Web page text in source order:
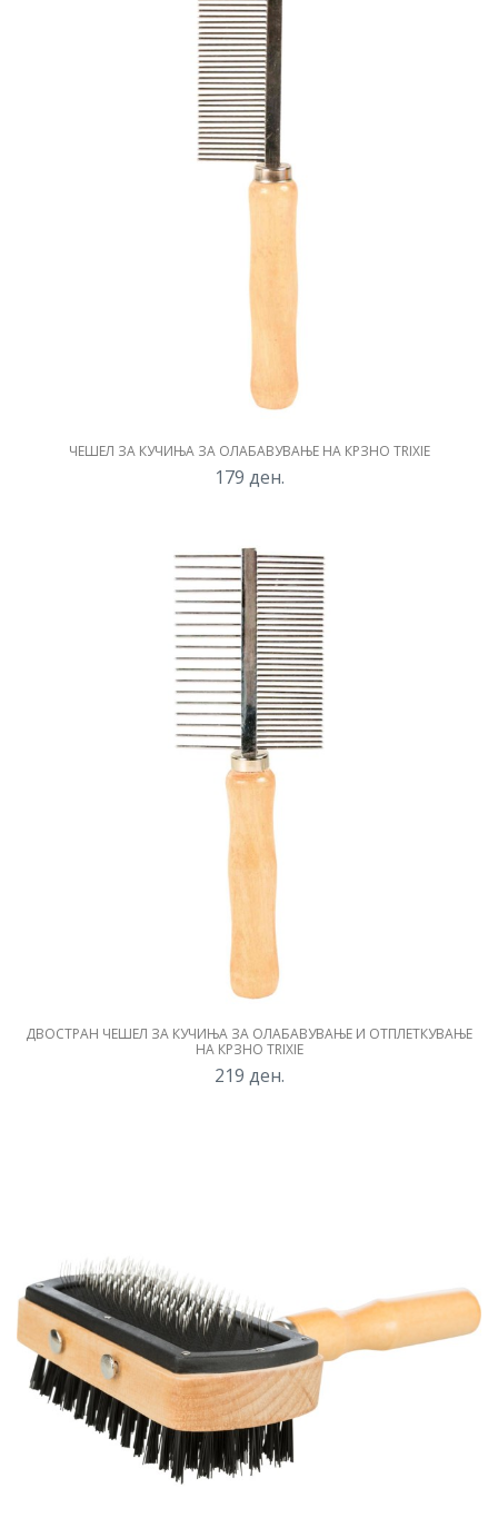
ЧЕШЕЛ ЗА КУЧИЊА ЗА ОЛАБАВУВАЊЕ НА КРЗНО TRIXIE
179 ден.
ДВОСТРАН ЧЕШЕЛ ЗА КУЧИЊА ЗА ОЛАБАВУВАЊЕ И ОТПЛЕТКУВАЊЕ
НА КРЗНО TRIXIE
219 ден.